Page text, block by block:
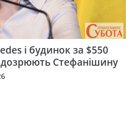
і будинок за $550
Стефанішину